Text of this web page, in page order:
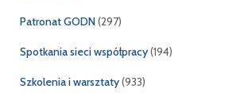
Patronat GODN(297)
Spotkania sieci współpracy(194)
Szkolenia i warsztaty(933)